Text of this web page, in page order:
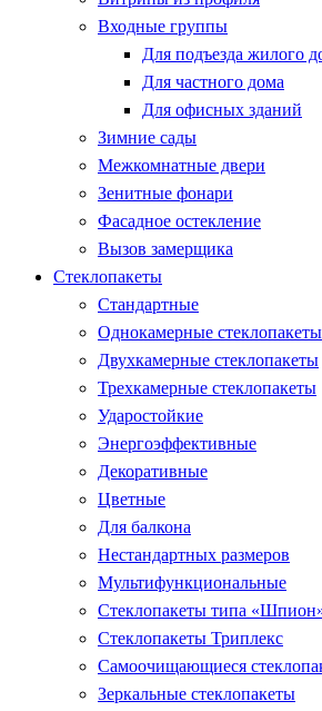
Входные группы
Для подъезда жилого
Для частного дома
Для офисных зданий
Зимние сады
Межкомнатные двери
Зенитные фонари
Фасадное остекление
Вызов замерщика
Стеклопакеты
Стандартные
Однокамерные стеклопакеты
Двухкамерные стеклопакеты
Трехкамерные стеклопакеты
Ударостойкие
Энергоэффективные
Декоративные
Цветные
Для балкона
Нестандартных размеров
Мультифункциональные
Стеклопакеты типа
Стеклопакеты Триплекс
Самоочищающиеся
Зеркальные стеклопакеты